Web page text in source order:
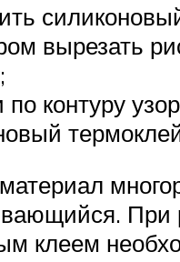
вырезать
по контуру
При
клеем